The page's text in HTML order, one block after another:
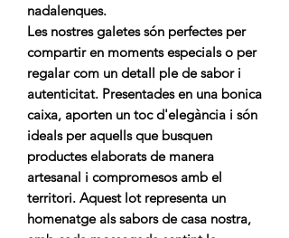
nadalenques.
Les nostres galetes són perfectes per
compartir en moments especials o per
regalar com un detall ple de sabor i
autenticitat. Presentades en una bonica
caixa, aporten un toc d'elegància i són
ideals per aquells que busquen
productes elaborats de manera
artesanal i compromesos amb el
territori. Aquest lot representa un
homenatge als sabors de casa nostra,